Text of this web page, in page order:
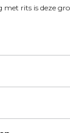
rits is deze